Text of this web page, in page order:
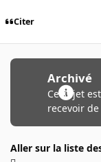
Citer
Archivé
Ce sujet
recevoir
Aller sur la liste